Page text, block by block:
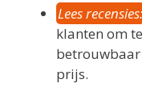
Lees recensies:
klanten om
betrouwbaar
prijs.